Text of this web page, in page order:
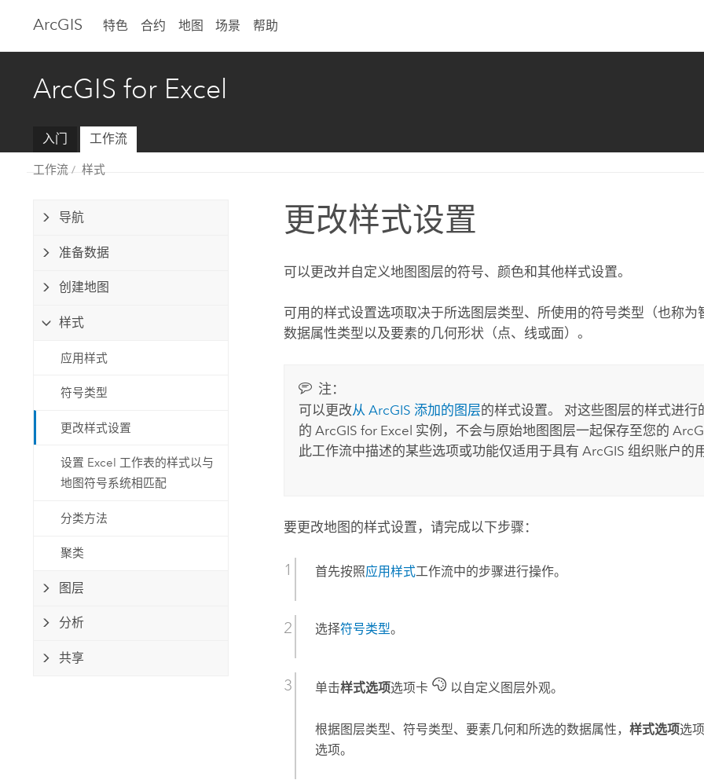
ArcGIS 特色 合约 地图 场景 帮助
ArcGIS for Excel
入门 工作流
工作流 样式
导航
准备数据
创建地图
样式
应用样式
符号类型
更改样式设置
设置 Excel 工作表的样式以与
地图符号系统相匹配
分类方法
聚类
图层
分析
共享
更改样式设置
可以更改并自定义地图图层的符号、颜色和其他样式设置。
可用的样式设置选项取决于所选图层类型、所使用的符号类型（也称为
数据属性类型以及要素的几何形状（点、线或面）。
注：
可以更改从 ArcGIS 添加的图层的样式设置。 对这些图层的样式进行
的 ArcGIS for Excel 实例，不会与原始地图图层一起保存至您的
此工作流中描述的某些选项或功能仅适用于具有 ArcGIS 组织账户的用
要更改地图的样式设置，请完成以下步骤：
首先按照应用样式工作流中的步骤进行操作。
选择符号类型。
单击样式选项选项卡 以自定义图层外观。
根据图层类型、符号类型、要素几何和所选的数据属性，样式选项选
选项。